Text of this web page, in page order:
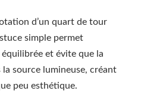
d’un quart de tour
simple permet
et évite que la
la source lumineuse, créant
peu esthétique.